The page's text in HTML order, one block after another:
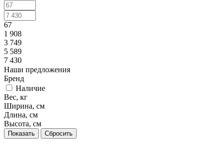
67
1 908
3 749
5 589
7 430
Наши предложения
Бренд
Наличие
Вес, кг
Ширина, см
Длина, см
Высота, см
Сбросить